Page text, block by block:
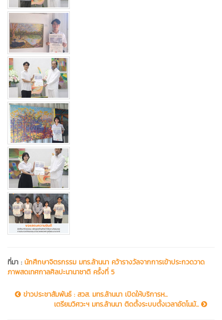
ที่มา : นักศึกษาจิตรกรรม มทร.ล้านนา คว้ารางวัลจากการเข้าประกวดวาด
ภาพสดเทศกาลศิลปะนานาชาติ ครั้งที่ 5
ข่าวประชาสัมพันธ์ : สวส. มทร.ล้านนา เปิดให้บริการห...
เตรียมวิศวะฯ มทร.ล้านนา ติดตั้งระบบตั้งเวลาอัตโนมั...